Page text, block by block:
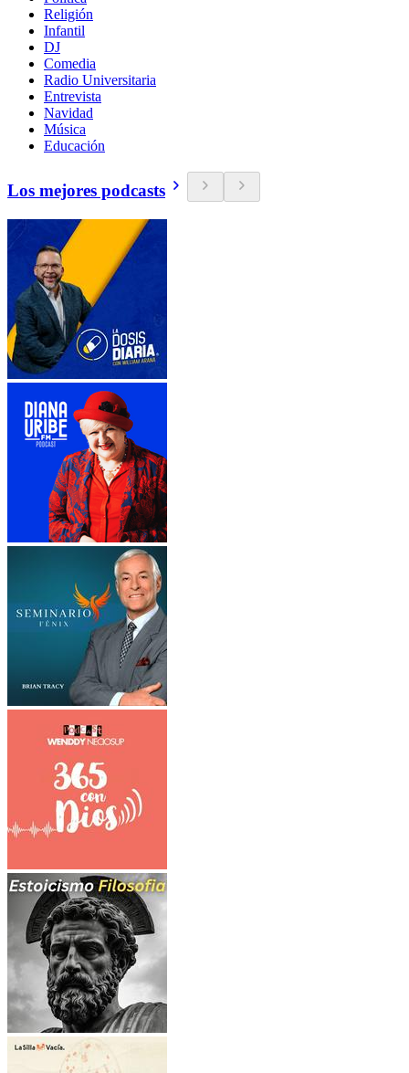
Religión
Infantil
DJ
Comedia
Radio Universitaria
Entrevista
Navidad
Música
Educación
Los mejores podcasts